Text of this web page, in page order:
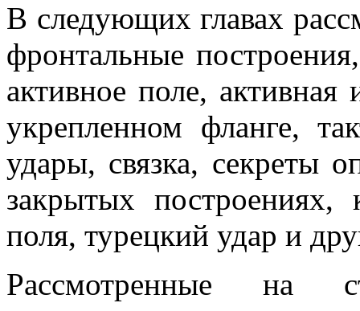
В следующих главах
фронтальные
активное поле,
укрепленном фланге,
удары, связка, секреты
закрытых построениях,
поля, турецкий удар и
Рассмотренные на